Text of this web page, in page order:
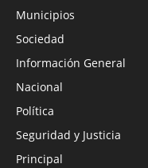
Municipios
Sociedad
Información General
Nacional
Política
Seguridad y Justicia
Principal